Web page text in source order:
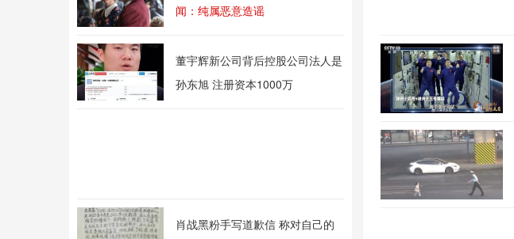
闻：纯属恶意造谣
董宇辉新公司背后控股公司法人是
孙东旭 注册资本1000万
肖战黑粉手写道歉信 称对自己的